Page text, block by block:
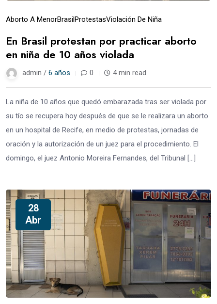
Aborto A MenorBrasilProtestasViolación De Niña
En Brasil protestan por practicar aborto
en niña de 10 años violada
admin / 6 años 0 4 min read
La niña de 10 años que quedó embarazada tras ser violada por
su tío se recupera hoy después de que se le realizara un aborto
en un hospital de Recife, en medio de protestas, jornadas de
oración y la autorización de un juez para el procedimiento. El
domingo, el juez Antonio Moreira Fernandes, del Tribunal […]
28
Abr